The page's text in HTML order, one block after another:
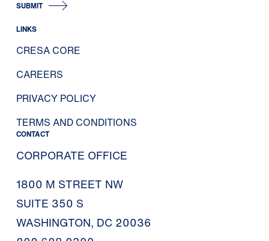
SUBMIT
LINKS
CRESA CORE
CAREERS
PRIVACY POLICY
TERMS AND CONDITIONS
CONTACT
CORPORATE OFFICE
1800 M STREET NW
SUITE 350 S
WASHINGTON, DC 20036